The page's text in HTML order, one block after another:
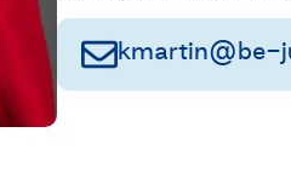
kmartin@be-